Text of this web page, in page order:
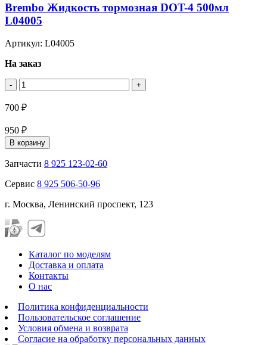
Brembo Жидкость тормозная DOT-4 500мл
L04005
Артикул: L04005
На заказ
- +
700 ₽
950 ₽
В корзину
Запчасти 8 925 123-02-60
Сервис 8 925 506-50-96
г. Москва, Ленинский проспект, 123
Каталог по моделям
Доставка и оплата
Контакты
О нас
Политика конфиденциальности
Пользовательское соглашение
Условия обмена и возврата
Согласие на обработку персональных данных